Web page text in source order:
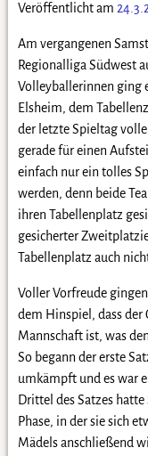
Veröffentlicht am
Am vergangenen
Regionalliga Südwest
Volleyballerinnen ging
Elsheim, dem
der letzte Spieltag
gerade für einen
einfach nur ein tolles
werden, denn beide
ihren Tabellenplatz
gesicherter
Tabellenplatz auch
Voller Vorfreude
dem Hinspiel, dass der
Mannschaft ist, was
So begann der erste
umkämpft und es war
Drittel des Satzes
Phase, in der sie sich
Mädels anschließend